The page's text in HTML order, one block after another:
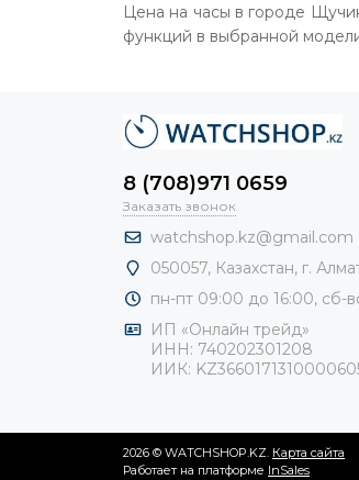
Цена на часы в городе
функций в выбранной
8 (708)971 0659
Заказать звонок
watchshop.kz@gmail.com
050057, Казахстан, г.
пн-пт 09:00 до 16:00, сб-
ИП «Онлайн трейд»
ИНН: 740202301208
ИИК:
2026 © WATCHSHOP.KZ. Карта сайта
Работает на платформе InSales